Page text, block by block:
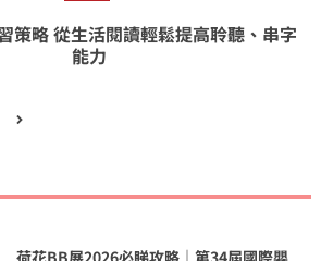
策略 從生活閱讀輕鬆提高聆聽、串字
能力